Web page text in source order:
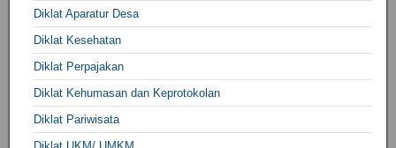
Diklat Aparatur Desa
Diklat Kesehatan
Diklat Perpajakan
Diklat Kehumasan dan Keprotokolan
Diklat Pariwisata